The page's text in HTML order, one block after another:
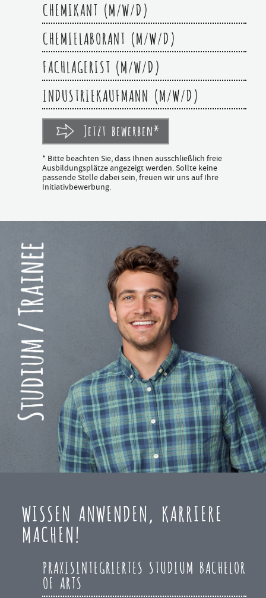
CHEMIKANT (M/W/D)
CHEMIELABORANT (M/W/D)
FACHLAGERIST (M/W/D)
INDUSTRIEKAUFMANN (M/W/D)
Jetzt bewerben*
* Bitte beachten Sie, dass Ihnen ausschließlich freie
Ausbildungsplätze angezeigt werden. Sollte keine
passende Stelle dabei sein, freuen wir uns auf Ihre
Initiativbewerbung.
WISSEN ANWENDEN, KARRIERE
MACHEN!
PRAXISINTEGRIERTES STUDIUM BACHELOR
OF ARTS